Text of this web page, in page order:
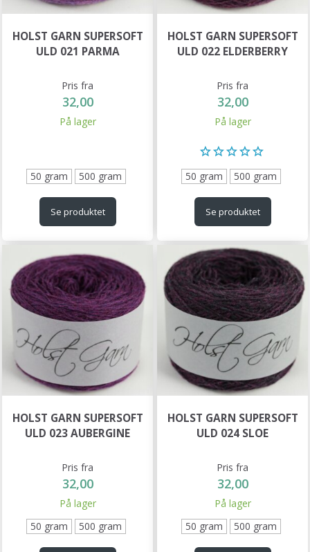
HOLST GARN SUPERSOFT
ULD 021 PARMA
Pris fra
32,00
På lager
50 gram 500 gram
Se produktet
HOLST GARN SUPERSOFT
ULD 022 ELDERBERRY
Pris fra
32,00
På lager
50 gram 500 gram
Se produktet
HOLST GARN SUPERSOFT
ULD 023 AUBERGINE
Pris fra
32,00
På lager
50 gram
500 gram
HOLST GARN SUPERSOFT
ULD 024 SLOE
Pris fra
32,00
På lager
50 gram
500 gram